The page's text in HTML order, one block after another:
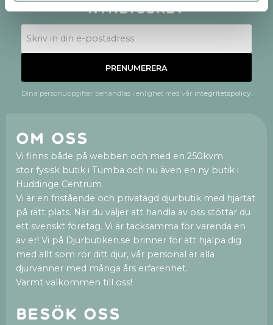
Nyhetsbrev
PRENUMERERA
Dina personuppgifter behandlas i enlighet med vår integritetspolicy.
Om oss
Vi finns både på webben och med en 250kvm
stor fysisk butik i Tumba och nu även en ny butik i
Huddinge Centrum.
Vi är en fristående och privatägd djurbutik med hjärtat
på rätt plats. När du väljer att handla av oss stöttar du
ett svenskt företag. Vi är tacksamma för varenda en
av er! Vi på Djurbutiken.se brinner för att hjälpa dig
med allt som rör ditt djur, vår personal är alla
djurvänner med många års erfarenhet.
Varmt välkommen till oss!
Besök oss